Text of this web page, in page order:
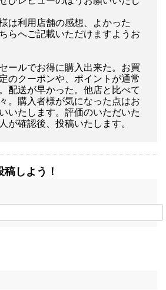
は利用店舗の感想、よかった
らへご記載いただけますようお
ールでお得に購入出来た。お買
のクーポンや、ポイントが通常
配送が早かった。他店と比べて
。購入者様が気になった点はお
いたします。評価のいただいた
が確認後、投稿いたします。
しよう！